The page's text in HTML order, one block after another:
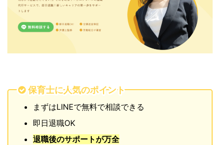
保育士に人気のポイント
まずはLINEで無料で相談できる
即日退職OK
退職後のサポートが万全